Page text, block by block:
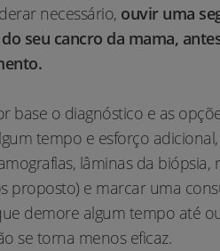
necessário, ouvir uma
seu cancro da mama,
base o diagnóstico e as
tempo e esforço
lâminas da biópsia,
proposto) e marcar uma
demore algum tempo até
se torna menos eficaz.